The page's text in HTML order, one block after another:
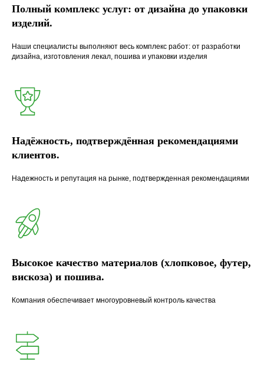
Полный комплекс услуг: от дизайна до упаковки
изделий.
Наши специалисты выполняют весь комплекс работ: от разработки
дизайна, изготовления лекал, пошива и упаковки изделия
Надёжность, подтверждённая рекомендациями
клиентов.
Надежность и репутация на рынке, подтвержденная рекомендациями
Высокое качество материалов (хлопковое, футер,
вискоза) и пошива.
Компания обеспечивает многоуровневый контроль качества